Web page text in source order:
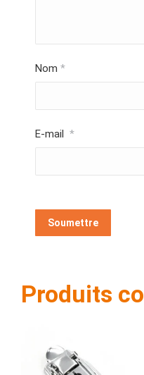
Nom *
E-mail *
Produits